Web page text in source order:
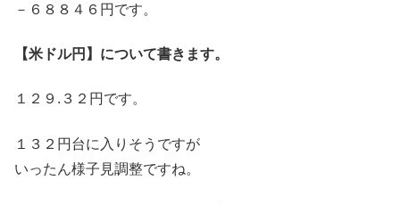
－６８８４６円です。
【米ドル円】について書きます。
１２９.３２円です。
１３２円台に入りそうですが
いったん様子見調整ですね。